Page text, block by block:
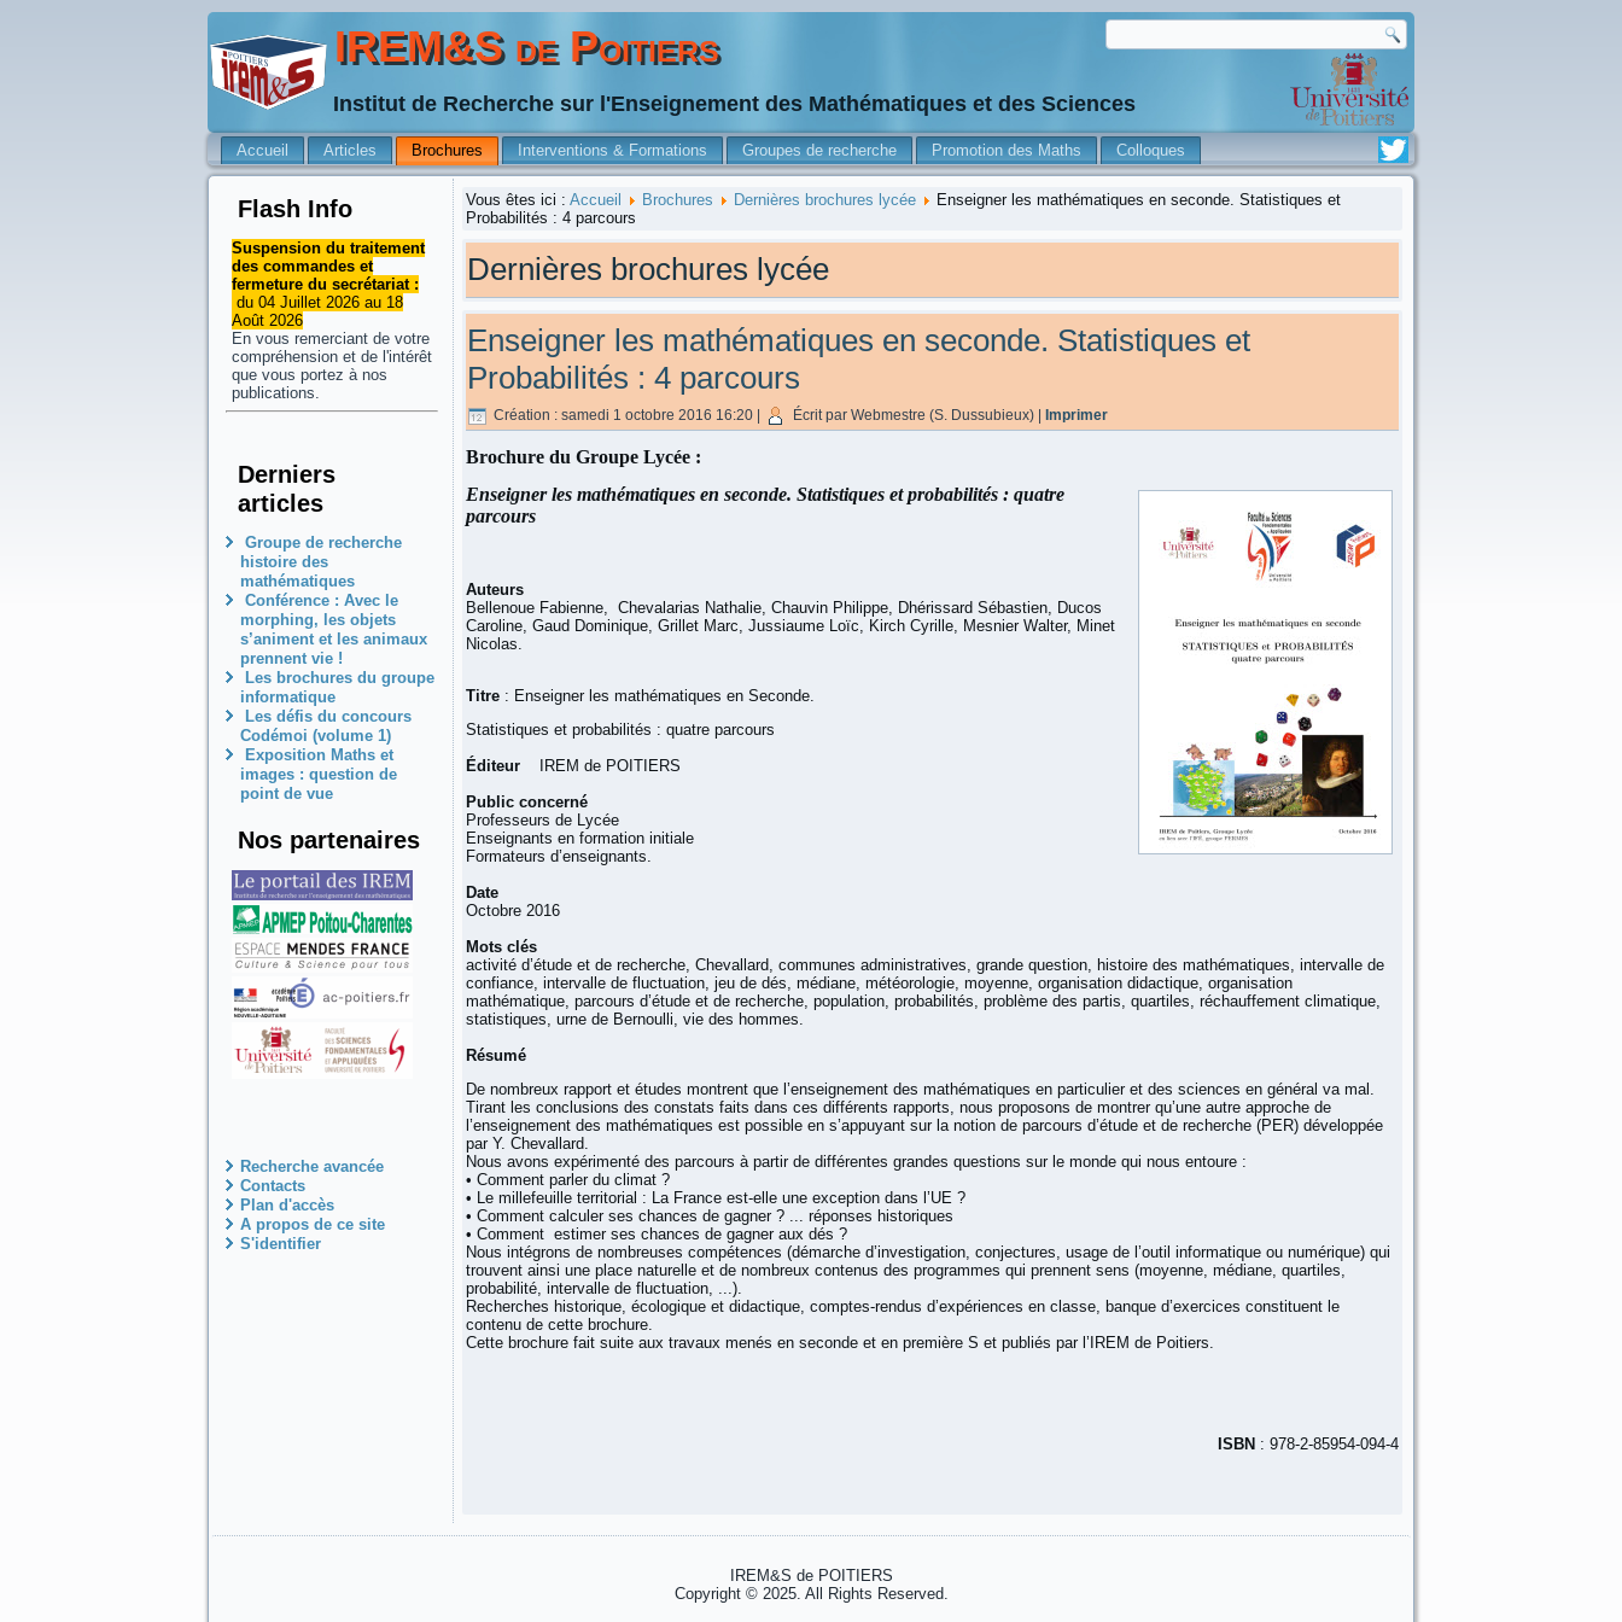
IREM&S de Poitiers
Institut de Recherche sur l'Enseignement des Mathématiques et des Sciences
Accueil Articles Brochures Interventions & Formations Groupes de recherche Promotion des Maths Colloques
Flash Info
Suspension du traitement
des commandes et
fermeture du secrétariat :
du 04 Juillet 2026 au 18
Août 2026
En vous remerciant de votre
compréhension et de l'intérêt
que vous portez à nos
publications.
Derniers
articles
Groupe de recherche
histoire des
mathématiques
Conférence : Avec le
morphing, les objets
s’animent et les animaux
prennent vie !
Les brochures du groupe
informatique
Les défis du concours
Codémoi (volume 1)
Exposition Maths et
images : question de
point de vue
Nos partenaires
Recherche avancée
Contacts
Plan d'accès
A propos de ce site
S'identifier
Vous êtes ici : Accueil Brochures Dernières brochures lycée
Enseigner les mathématiques en seconde. Statistiques et
Probabilités : 4 parcours
Dernières brochures lycée
Enseigner les mathématiques en seconde. Statistiques et
Probabilités : 4 parcours
Création : samedi 1 octobre 2016 16:20 Écrit par Webmestre (S. Dussubieux) Imprimer
Brochure du Groupe Lycée :
Enseigner les mathématiques en seconde. Statistiques et probabilités : quatre
parcours
Auteurs
Bellenoue Fabienne, Chevalarias Nathalie, Chauvin Philippe, Dhérissard Sébastien, Ducos
Caroline, Gaud Dominique, Grillet Marc, Jussiaume Loïc, Kirch Cyrille, Mesnier Walter, Minet
Nicolas.
Titre : Enseigner les mathématiques en Seconde.
Statistiques et probabilités : quatre parcours
Éditeur IREM de POITIERS
Public concerné
Professeurs de Lycée
Enseignants en formation initiale
Formateurs d’enseignants.
Date
Octobre 2016
Mots clés
activité d’étude et de recherche, Chevallard, communes administratives, grande question, histoire des mathématiques, intervalle de
confiance, intervalle de fluctuation, jeu de dés, médiane, météorologie, moyenne, organisation didactique, organisation
mathématique, parcours d’étude et de recherche, population, probabilités, problème des partis, quartiles, réchauffement climatique,
statistiques, urne de Bernoulli, vie des hommes.
Résumé
De nombreux rapport et études montrent que l’enseignement des mathématiques en particulier et des sciences en général va mal.
Tirant les conclusions des constats faits dans ces différents rapports, nous proposons de montrer qu’une autre approche de
l’enseignement des mathématiques est possible en s’appuyant sur la notion de parcours d’étude et de recherche (PER) développée
par Y. Chevallard.
Nous avons expérimenté des parcours à partir de différentes grandes questions sur le monde qui nous entoure :
• Comment parler du climat ?
• Le millefeuille territorial : La France est-elle une exception dans l’UE ?
• Comment calculer ses chances de gagner ? ... réponses historiques
• Comment estimer ses chances de gagner aux dés ?
Nous intégrons de nombreuses compétences (démarche d’investigation, conjectures, usage de l’outil informatique ou numérique) qui
trouvent ainsi une place naturelle et de nombreux contenus des programmes qui prennent sens (moyenne, médiane, quartiles,
probabilité, intervalle de fluctuation, ...).
Recherches historique, écologique et didactique, comptes-rendus d’expériences en classe, banque d’exercices constituent le
contenu de cette brochure.
Cette brochure fait suite aux travaux menés en seconde et en première S et publiés par l’IREM de Poitiers.
ISBN : 978-2-85954-094-4
IREM&S de POITIERS
Copyright © 2025. All Rights Reserved.